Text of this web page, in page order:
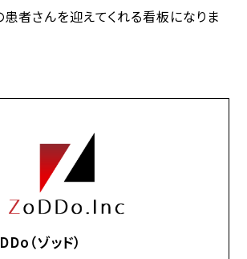
患者さんを迎えてくれる看板になりま
（ゾッド）